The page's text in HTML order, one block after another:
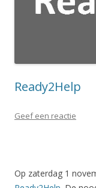
Ready2Help
Geef een reactie
Op zaterdag 1